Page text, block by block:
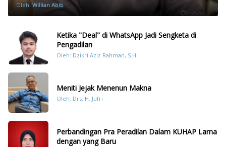
Oleh:Willian Abib
Ketika "Deal" di WhatsApp Jadi Sengketa di
Pengadilan
Oleh: Dzikri Aziz Rahman, S.H
Meniti Jejak Menenun Makna
Oleh: Drs. H. Jufri
Perbandingan Pra Peradilan Dalam KUHAP Lama
dengan yang Baru